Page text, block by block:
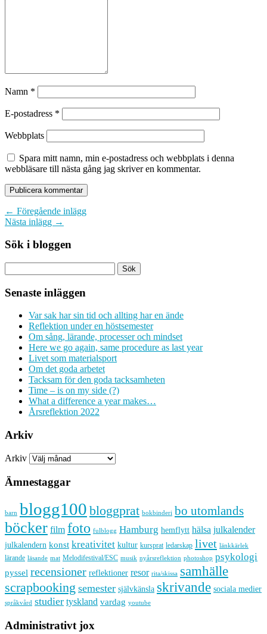
Namn *
E-postadress *
Webbplats
Spara mitt namn, min e-postadress och webbplats i denna
webbläsare till nästa gång jag skriver en kommentar.
← Föregående inlägg
Nästa inlägg →
Sök i bloggen
Senaste inläggen
Var sak har sin tid och allting har en ände
Reflektion under en höstsemester
Om sång, lärande, processer och mindset
Here we go again, same procedure as last year
Livet som materialsport
Om det goda arbetet
Tacksam för den goda tacksamheten
Time – is on my side (?)
What a difference a year makes…
Årsreflektion 2022
Arkiv
Arkiv
Ämnestaggar
barn blogg100 bloggprat bokbinderi bo utomlands
böcker film foto fulblogg Hamburg hemflytt hälsa julkalender
julkalendern konst kreativitet kultur kursprat ledarskap livet länkkärlek
lärande läsande mat Melodifestival/ESC musik nyårsreflektion photoshop psykologi
pyssel recensioner reflektioner resor rita/skissa samhälle
scrapbooking semester självkänsla skrivande sociala medier
språkvård studier tyskland vardag youtube
Administrativt jox